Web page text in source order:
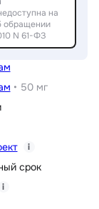
• 50 мг
i
срок
i
на
обращении
N 61-ФЗ